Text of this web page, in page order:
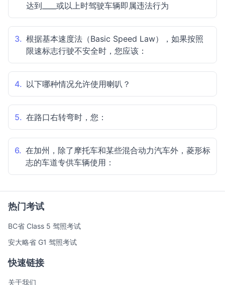
达到____或以上时驾驶车辆即属违法行为
3. 根据基本速度法（Basic Speed Law），如果按照
限速标志行驶不安全时，您应该：
4. 以下哪种情况允许使用喇叭？
5. 在路口右转弯时，您：
6. 在加州，除了摩托车和某些混合动力汽车外，菱形标
志的车道专供车辆使用：
热门考试
BC省 Class 5 驾照考试
安大略省 G1 驾照考试
快速链接
关于我们